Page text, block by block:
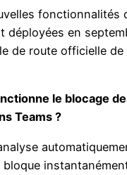
fonctionnalités
déployées en
de route officielle
le blocage
Teams ?
bloque